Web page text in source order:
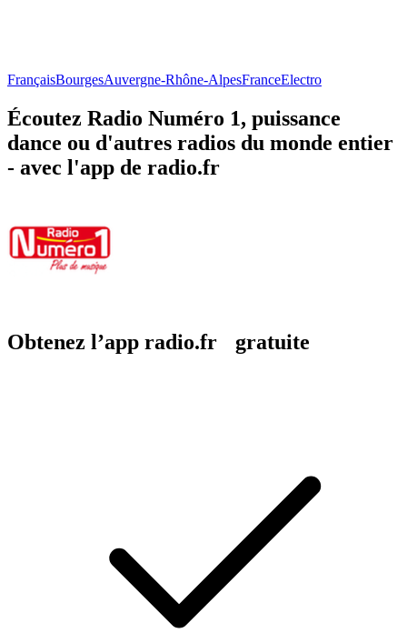
FrançaisBourgesAuvergne-Rhône-AlpesFranceElectro
Écoutez Radio Numéro 1, puissance
dance ou d'autres radios du monde entier
- avec l'app de radio.fr
Obtenez l’app radio.fr gratuite